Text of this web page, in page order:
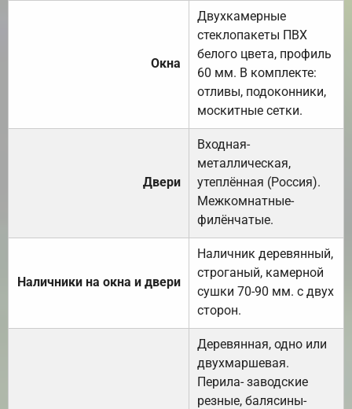
Окна
Двухкамерные
стеклопакеты ПВХ
белого цвета, профиль
60 мм. В комплекте:
отливы, подоконники,
москитные сетки.
Двери
Входная-
металлическая,
утеплённая (Россия).
Межкомнатные-
филёнчатые.
Наличники на окна и двери
Наличник деревянный,
строганый, камерной
сушки 70-90 мм. с двух
сторон.
Деревянная, одно или
двухмаршевая.
Перила- заводские
резные, балясины-